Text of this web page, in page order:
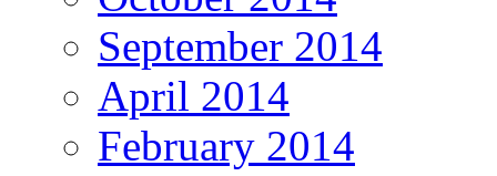
September 2014
April 2014
February 2014